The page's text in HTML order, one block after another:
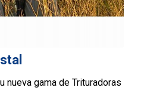
nueva gama de Trituradoras